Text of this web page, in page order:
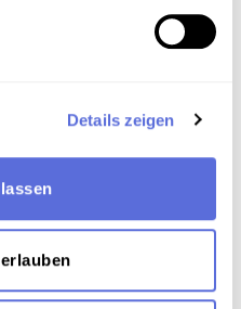
Details zeigen